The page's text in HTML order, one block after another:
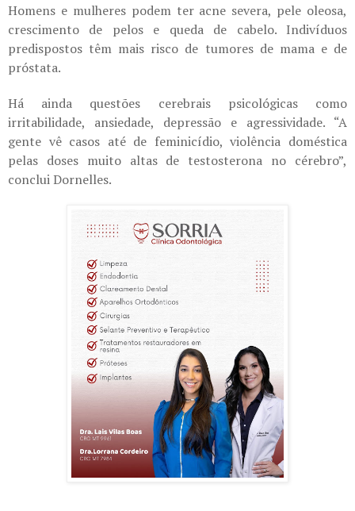
Homens e mulheres podem ter acne severa, pele oleosa,
crescimento de pelos e queda de cabelo. Indivíduos
predispostos têm mais risco de tumores de mama e de
próstata.
Há ainda questões cerebrais psicológicas como
irritabilidade, ansiedade, depressão e agressividade. “A
gente vê casos até de feminicídio, violência doméstica
pelas doses muito altas de testosterona no cérebro”,
conclui Dornelles.